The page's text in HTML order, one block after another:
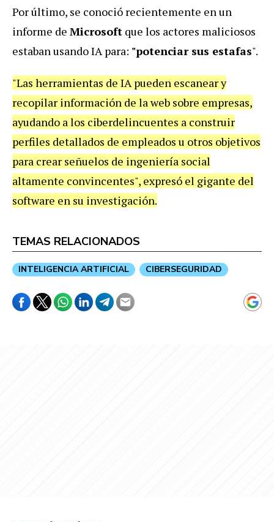
Por último, se conoció recientemente en un
informe de Microsoft que los actores maliciosos
estaban usando IA para: "potenciar sus estafas".
"Las herramientas de IA pueden escanear y
recopilar información de la web sobre empresas,
ayudando a los ciberdelincuentes a construir
perfiles detallados de empleados u otros objetivos
para crear señuelos de ingeniería social
altamente convincentes", expresó el gigante del
software en su investigación.
TEMAS RELACIONADOS
INTELIGENCIA ARTIFICIAL CIBERSEGURIDAD